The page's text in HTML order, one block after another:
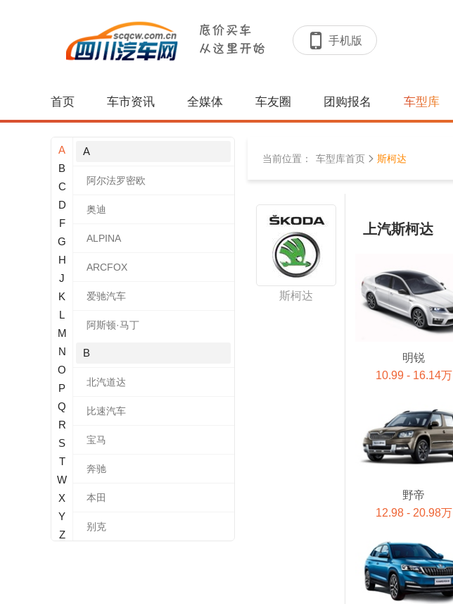
手机版
首页 车市资讯 全媒体 车友圈 团购报名 车型库
A
B
C
D
F
G
H
J
K
L
M
N
O
P
Q
R
S
T
W
X
Y
Z
A
阿尔法罗密欧
奥迪
ALPINA
ARCFOX
爱驰汽车
阿斯顿·马丁
B
北汽道达
比速汽车
宝马
奔驰
本田
别克
当前位置： 车型库首页 斯柯达
斯柯达
上汽斯柯达
明锐
10.99 - 16.14万
野帝
12.98 - 20.98万